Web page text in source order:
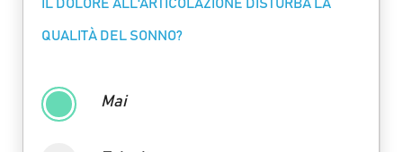
IL DOLORE ALL'ARTICOLAZIONE DISTURBA LA
QUALITÀ DEL SONNO?
Mai